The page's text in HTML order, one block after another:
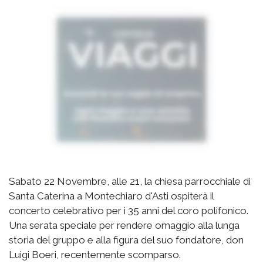
Sabato 22 Novembre, alle 21, la chiesa parrocchiale di
Santa Caterina a Montechiaro d'Asti ospiterà il
concerto celebrativo per i 35 anni del coro polifonico.
Una serata speciale per rendere omaggio alla lunga
storia del gruppo e alla figura del suo fondatore, don
Luigi Boeri, recentemente scomparso.